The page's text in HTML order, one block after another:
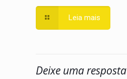
Leia mais
Deixe uma resposta